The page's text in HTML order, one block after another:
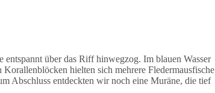
über das Riff hinwegzog. Im blauen Wasser
hielten sich mehrere Fledermausfische
Abschluss entdeckten wir noch eine Muräne, die tief